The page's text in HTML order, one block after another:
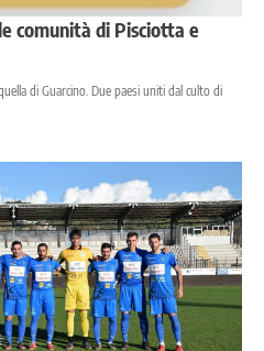
comunità di Pisciotta e
di Guarcino. Due paesi uniti dal culto di